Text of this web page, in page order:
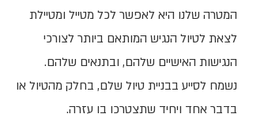
המטרה שלנו היא לאפשר לכל מטייל ומטיילת
לצאת לטיול הנגיש המותאם ביותר לצורכי
הנגישות האישיים שלהם, ובתנאים שלהם.
נשמח לסייע בבניית טיול שלם, בחלק מהטיול או
בדבר אחד ויחיד שתצטרכו בו עזרה.